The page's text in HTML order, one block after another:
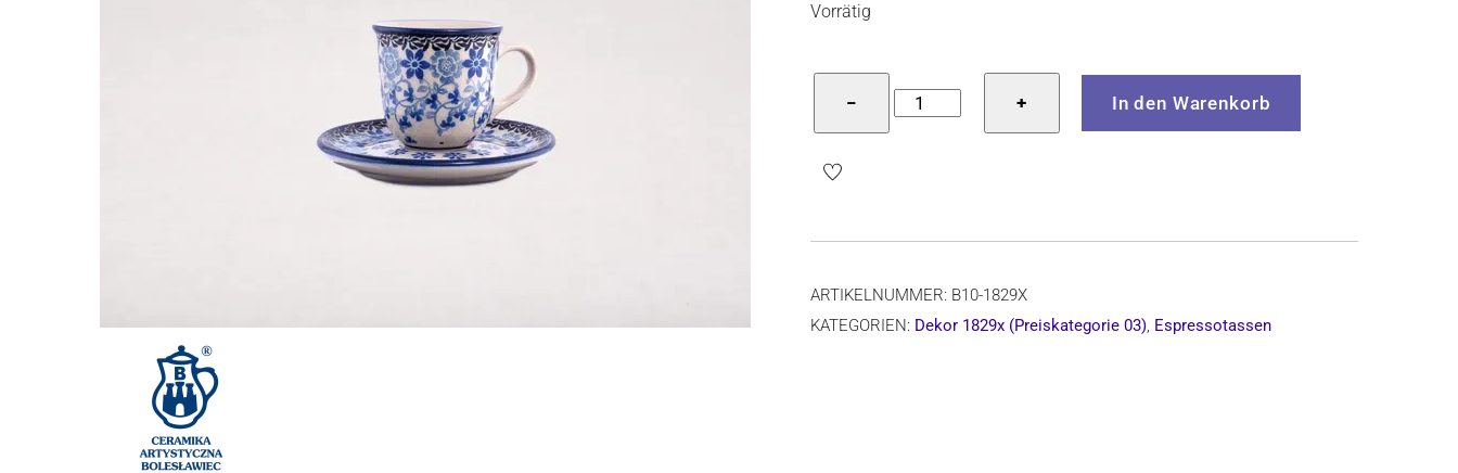
Vorrätig
−
Bunzlauer
Keramik
Form
Dekor
1829x
+ In den Warenkorb
ARTIKELNUMMER: B10-1829X
KATEGORIEN: Dekor 1829x (Preiskategorie 03), Espressotassen